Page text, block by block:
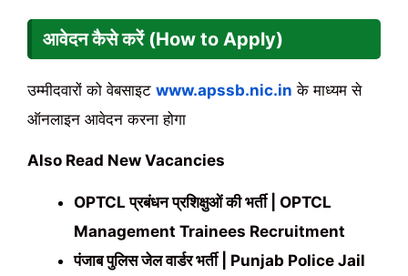
आवेदन कैसे करें (How to Apply)
उम्मीदवारों को वेबसाइट www.apssb.nic.in के माध्यम से
ऑनलाइन आवेदन करना होगा
Also Read New Vacancies
OPTCL प्रबंधन प्रशिक्षुओं की भर्ती | OPTCL
Management Trainees Recruitment
पंजाब पुलिस जेल वार्डर भर्ती | Punjab Police Jail